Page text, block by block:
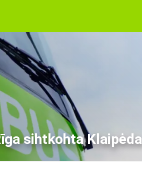
sihtkohta Klaipėda